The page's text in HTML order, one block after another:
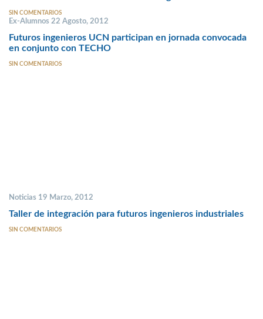
SIN COMENTARIOS
Ex-Alumnos 22 Agosto, 2012
Futuros ingenieros UCN participan en jornada convocada
en conjunto con TECHO
SIN COMENTARIOS
Noticias 19 Marzo, 2012
Taller de integración para futuros ingenieros industriales
SIN COMENTARIOS